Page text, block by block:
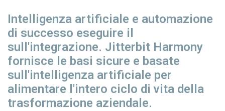
Intelligenza artificiale e automazione
di successo eseguire il
sull'integrazione. Jitterbit Harmony
fornisce le basi sicure e basate
sull'intelligenza artificiale per
alimentare l'intero ciclo di vita della
trasformazione aziendale.